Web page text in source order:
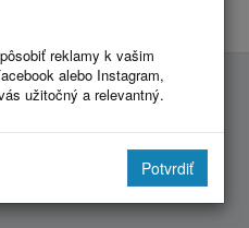
reklamy k vašim
alebo Instagram,
užitočný a relevantný.
Potvrdiť